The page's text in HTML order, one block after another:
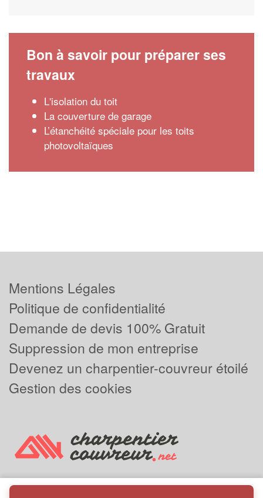
Bon à savoir pour préparer ses
travaux
L'isolation du toit
La couverture de garage
L’étanchéité spéciale pour les toits
photovoltaïques
Mentions Légales
Politique de confidentialité
Demande de devis 100% Gratuit
Suppression de mon entreprise
Devenez un charpentier-couvreur étoilé
Gestion des cookies